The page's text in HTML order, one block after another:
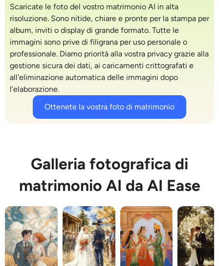
Scaricate le foto del vostro matrimonio AI in alta
risoluzione. Sono nitide, chiare e pronte per la stampa per
album, inviti o display di grande formato. Tutte le
immagini sono prive di filigrana per uso personale o
professionale. Diamo priorità alla vostra privacy grazie alla
gestione sicura dei dati, ai caricamenti crittografati e
all'eliminazione automatica delle immagini dopo
l'elaborazione.
Ottenete la vostra foto di matrimonio
Galleria fotografica di
matrimonio AI da AI Ease